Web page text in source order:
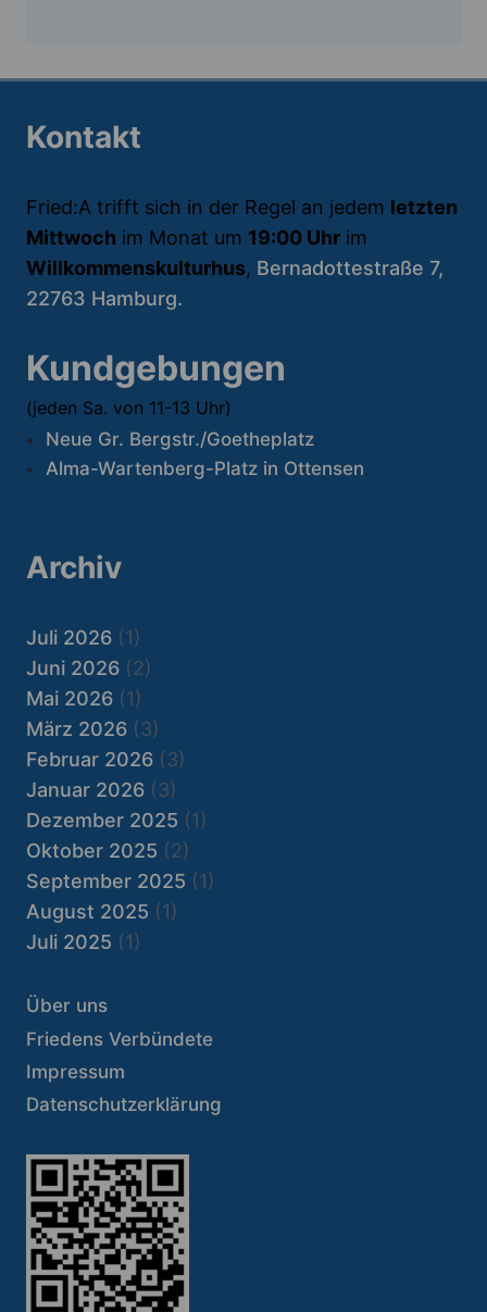
Kontakt
Fried:A trifft sich in der Regel an jedem letzten
Mittwoch im Monat um 19:00 Uhr im
Willkommenskulturhus, Bernadottestraße 7,
22763 Hamburg.
Kundgebungen
(jeden Sa. von 11-13 Uhr)
Neue Gr. Bergstr./Goetheplatz.
Alma-Wartenberg-Platz in Ottensen.
Archiv
Juli 2026 (1)
Juni 2026 (2)
Mai 2026 (1)
März 2026 (3)
Februar 2026 (3)
Januar 2026 (3)
Dezember 2025 (1)
Oktober 2025 (2)
September 2025 (1)
August 2025 (1)
Juli 2025 (1)
Über uns
Friedens Verbündete
Impressum
Datenschutzerklärung